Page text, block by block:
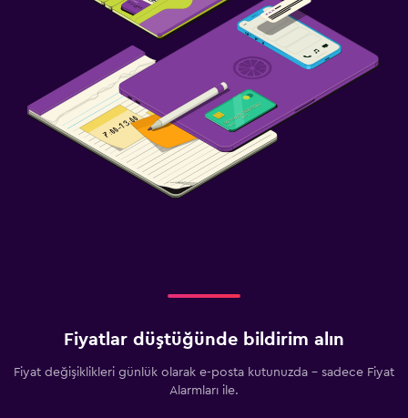
Fiyatlar düştüğünde bildirim alın
Fiyat değişiklikleri günlük olarak e-posta kutunuzda - sadece Fiyat
Alarmları ile.